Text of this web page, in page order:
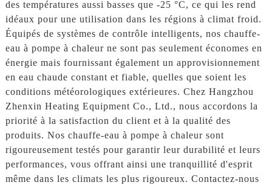
des températures aussi basses que -25 °C, ce qui les rend
idéaux pour une utilisation dans les régions à climat froid.
Équipés de systèmes de contrôle intelligents, nos chauffe-
eau à pompe à chaleur ne sont pas seulement économes en
énergie mais fournissant également un approvisionnement
en eau chaude constant et fiable, quelles que soient les
conditions météorologiques extérieures. Chez Hangzhou
Zhenxin Heating Equipment Co., Ltd., nous accordons la
priorité à la satisfaction du client et à la qualité des
produits. Nos chauffe-eau à pompe à chaleur sont
rigoureusement testés pour garantir leur durabilité et leurs
performances, vous offrant ainsi une tranquillité d'esprit
même dans les climats les plus rigoureux. Contactez-nous